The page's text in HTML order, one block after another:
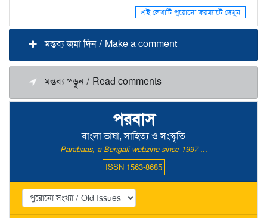
পরবাস
বাংলা ভাষা, সাহিত্য ও সংস্কৃতি
Parabaas, a Bengali webzine since 1997 ...
ISSN 1563-8685
এই লেখাটি পুরোনো ফরম্যাটে দেখুন
মন্তব্য জমা দিন / Make a comment
মন্তব্য পড়ুন / Read comments